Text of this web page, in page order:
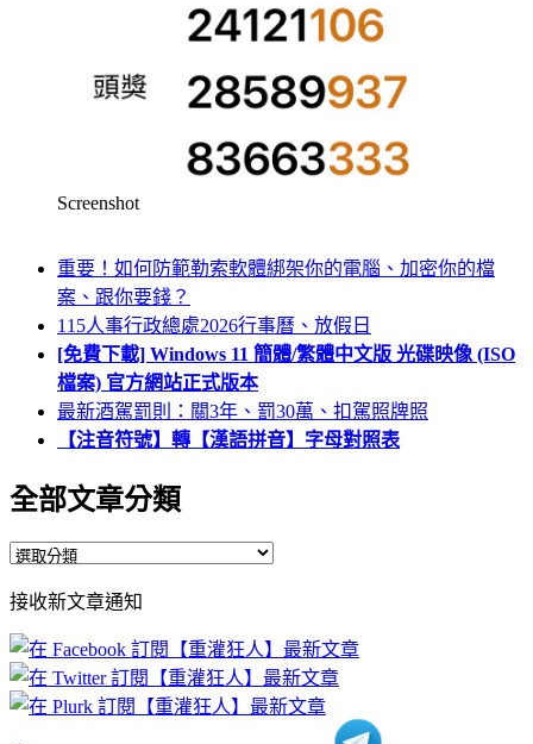
Screenshot
重要！如何防範勒索軟體綁架你的電腦、加密你的檔
案、跟你要錢？
115人事行政總處2026行事曆、放假日
[免費下載] Windows 11 簡體/繁體中文版 光碟映像 (ISO
檔案) 官方網站正式版本
最新酒駕罰則：關3年、罰30萬、扣駕照牌照
【注音符號】轉【漢語拼音】字母對照表
全部文章分類
全
文
章
分
類
接收新文章通知